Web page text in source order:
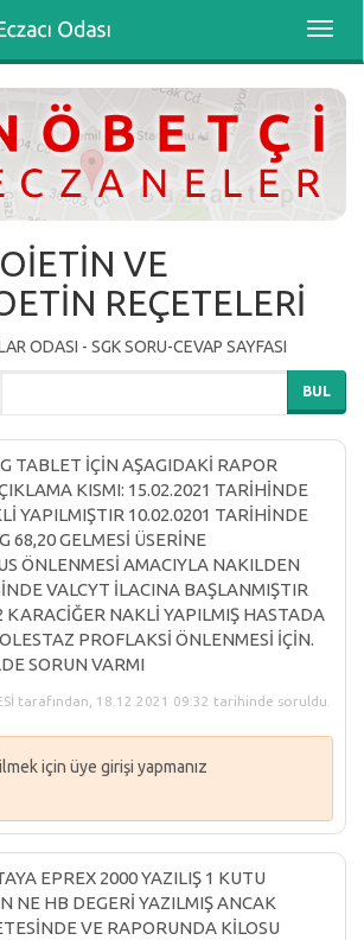
VE
REÇETELERİ
ODASI - SGK SORU-CEVAP SAYFASI
BUL
TABLET İÇİN AŞAGIDAKİ RAPOR
KISMI: 15.02.2021 TARİHİNDE
YAPILMIŞTIR 10.02.0201 TARİHİNDE
68,20 GELMESİ ÜSERİNE
ÖNLENMESİ AMACIYLA NAKILDEN
VALCYT İLACINA BAŞLANMIŞTIR
KARACİĞER NAKLİ YAPILMIŞ HASTADA
PROFLAKSİ ÖNLENMESİ İÇİN.
SORUN VARMI
tarafından, 18.12.2021 09:32 tarihinde soruldu.
için üye girişi yapmanız
EPREX 2000 YAZILIŞ 1 KUTU
NE HB DEGERİ YAZILMIŞ ANCAK
VE RAPORUNDA KİLOSU